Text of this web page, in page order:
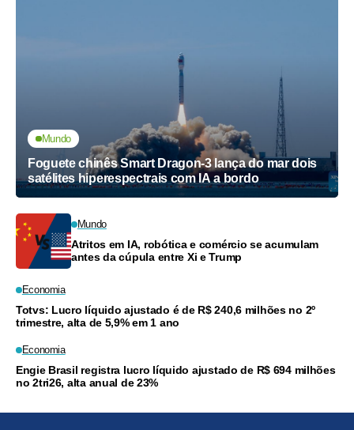
Mundo
Foguete chinês Smart Dragon-3 lança do mar dois
satélites hiperespectrais com IA a bordo
Mundo
Atritos em IA, robótica e comércio se acumulam
antes da cúpula entre Xi e Trump
Economia
Totvs: Lucro líquido ajustado é de R$ 240,6 milhões no 2º
trimestre, alta de 5,9% em 1 ano
Economia
Engie Brasil registra lucro líquido ajustado de R$ 694 milhões
no 2tri26, alta anual de 23%